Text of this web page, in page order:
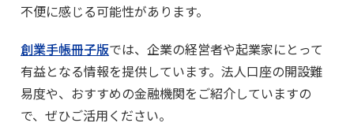
不便に感じる可能性があります。
創業手帳冊子版では、企業の経営者や起業家にとって
有益となる情報を提供しています。法人口座の開設難
易度や、おすすめの金融機関をご紹介していますの
で、ぜひご活用ください。